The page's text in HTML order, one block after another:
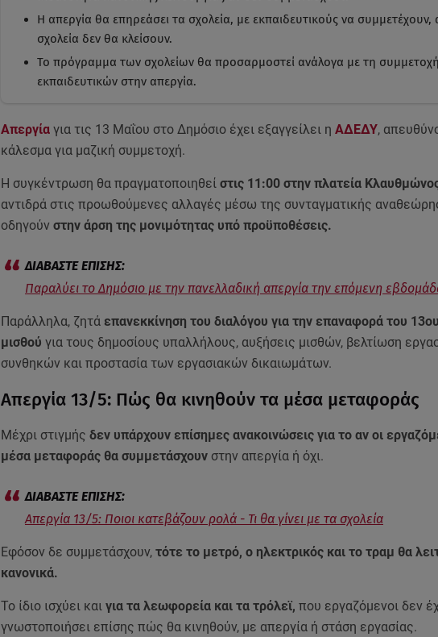
Η απεργία θα επηρεάσει τα σχολεία, με εκπαιδευτικούς να συμμετέχουν,
σχολεία δεν θα κλείσουν.
Το πρόγραμμα των σχολείων θα προσαρμοστεί ανάλογα με τη
εκπαιδευτικών στην απεργία.
Απεργία για τις 13 Μαΐου στο Δημόσιο έχει εξαγγείλει η ΑΔΕΔΥ,
κάλεσμα για μαζική συμμετοχή.
Η συγκέντρωση θα πραγματοποιηθεί στις 11:00 στην πλατεία
αντιδρά στις προωθούμενες αλλαγές μέσω της συνταγματικής
οδηγούν στην άρση της μονιμότητας υπό προϋποθέσεις.
Παραλύει το Δημόσιο με την πανελλαδική απεργία την επόμενη
Παράλληλα, ζητά επανεκκίνηση του διαλόγου για την επαναφορά του
μισθού για τους δημοσίους υπαλλήλους, αυξήσεις μισθών, βελτίωση
συνθηκών και προστασία των εργασιακών δικαιωμάτων.
Απεργία 13/5: Πώς θα κινηθούν τα μέσα μεταφοράς
Μέχρι στιγμής δεν υπάρχουν επίσημες ανακοινώσεις για το αν οι
μέσα μεταφοράς θα συμμετάσχουνστην απεργία ή όχι.
Απεργία 13/5: Ποιοι κατεβάζουν ρολά - Τι θα γίνει με τα σχολεία
Εφόσον δε συμμετάσχουν,τότε το μετρό, ο ηλεκτρικός και το τραμ θα
κανονικά.
Το ίδιο ισχύει και για τα λεωφορεία και τα τρόλεϊ, που εργαζόμενοι δεν
γνωστοποιήσει επίσης πώς θα κινηθούν, με απεργία ή στάση εργασίας.